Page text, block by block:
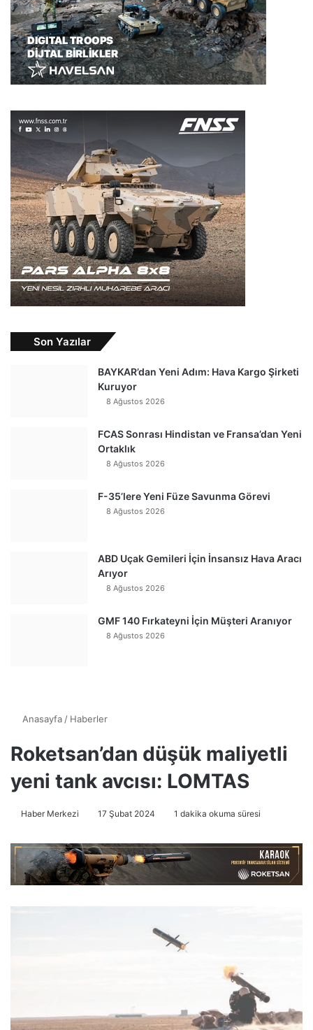
Son Yazılar
BAYKAR’dan Yeni Adım: Hava Kargo Şirketi
Kuruyor
8 Ağustos 2026
FCAS Sonrası Hindistan ve Fransa’dan Yeni
Ortaklık
8 Ağustos 2026
F-35’lere Yeni Füze Savunma Görevi
8 Ağustos 2026
ABD Uçak Gemileri İçin İnsansız Hava Aracı
Arıyor
8 Ağustos 2026
GMF 140 Fırkateyni İçin Müşteri Aranıyor
8 Ağustos 2026